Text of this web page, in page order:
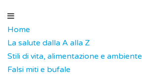
Home
La salute dalla A alla Z
Stili di vita, alimentazione e ambiente
Falsi miti e bufale